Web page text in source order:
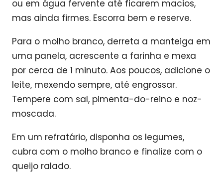
ou em água fervente até ficarem macios,
mas ainda firmes. Escorra bem e reserve.
Para o molho branco, derreta a manteiga em
uma panela, acrescente a farinha e mexa
por cerca de 1 minuto. Aos poucos, adicione o
leite, mexendo sempre, até engrossar.
Tempere com sal, pimenta-do-reino e noz-
moscada.
Em um refratário, disponha os legumes,
cubra com o molho branco e finalize com o
queijo ralado.